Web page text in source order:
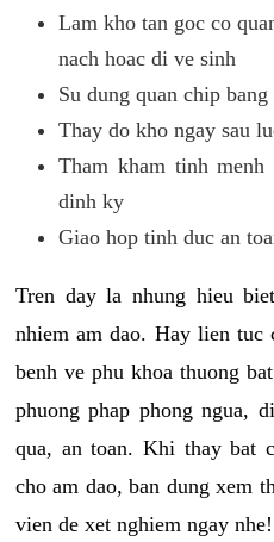
Lam kho tan goc co
nach hoac di ve sinh
Su dung quan chip
Thay do kho ngay sau
Tham kham tinh menh
dinh ky
Giao hop tinh duc an
Tren day la nhung hieu
nhiem am dao. Hay lien tuc
benh ve phu khoa thuong
phuong phap phong ngua,
qua, an toan. Khi thay bat
cho am dao, ban dung xem
vien de xet nghiem ngay nhe!